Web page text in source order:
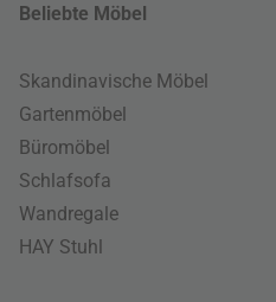
Beliebte Möbel
Skandinavische Möbel
Gartenmöbel
Büromöbel
Schlafsofa
Wandregale
HAY Stuhl